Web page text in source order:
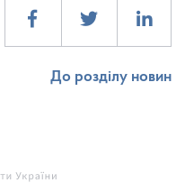
До розділу новин